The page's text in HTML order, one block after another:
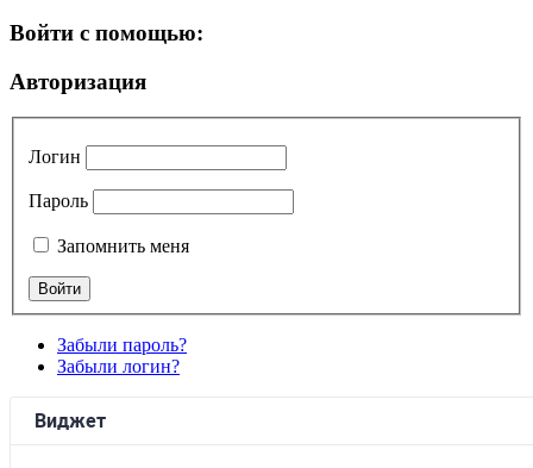
Войти с помощью:
Авторизация
Логин
Пароль
Запомнить меня
Забыли пароль?
Забыли логин?